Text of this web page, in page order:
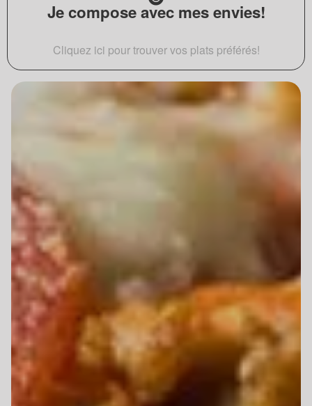
Je compose avec mes envies!
Cliquez ici pour trouver vos plats préférés!